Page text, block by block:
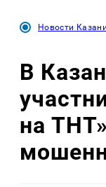
Новости Казани
В
на